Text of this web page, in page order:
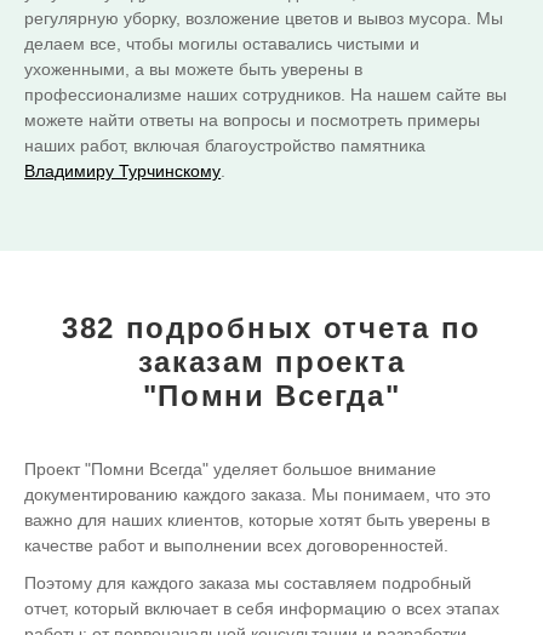
регулярную уборку, возложение цветов и вывоз мусора. Мы
делаем все, чтобы могилы оставались чистыми и
ухоженными, а вы можете быть уверены в
профессионализме наших сотрудников. На нашем сайте вы
можете найти ответы на вопросы и посмотреть примеры
наших работ, включая благоустройство памятника
Владимиру Турчинскому
382 подробных отчета по
заказам проекта
"Помни Всегда"
Проект "Помни Всегда" уделяет большое внимание
документированию каждого заказа. Мы понимаем, что это
важно для наших клиентов, которые хотят быть уверены в
качестве работ и выполнении всех договоренностей.
Поэтому для каждого заказа мы составляем подробный
отчет, который включает в себя информацию о всех этапах